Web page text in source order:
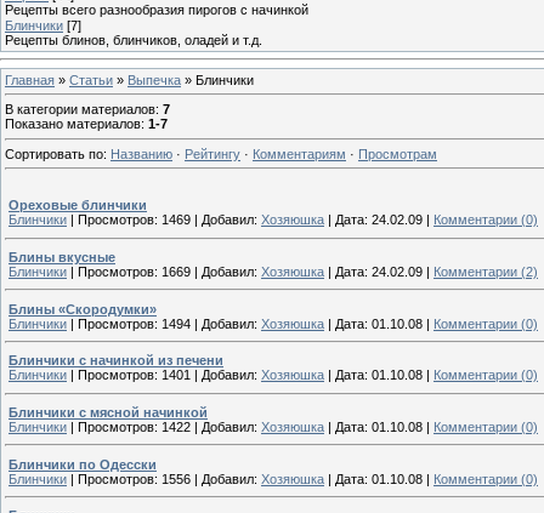
Рецепты всего разнообразия пирогов с начинкой
Блинчики [7]
Рецепты блинов, блинчиков, оладей и т.д.
Главная » Статьи » Выпечка » Блинчики
В категории материалов: 7
Показано материалов: 1-7
Сортировать по: Названию · Рейтингу · Комментариям · Просмотрам
Ореховые блинчики
Блинчики
Просмотров: 1469 Добавил: Хозяюшка Дата: 24.02.09 Комментарии (0)
Блины вкусные
Блинчики | Просмотров: 1669 | Добавил: Хозяюшка | Дата: 24.02.09 | Комментарии (2)
Блины «Скородумки»
Блинчики | Просмотров: 1494 | Добавил: Хозяюшка | Дата: 01.10.08 | Комментарии (0)
Блинчики с начинкой из печени
Блинчики
Просмотров: 1401 Добавил: Хозяюшка Дата: 01.10.08 Комментарии (0)
Блинчики с мясной начинкой
Блинчики | Просмотров: 1422 | Добавил: Хозяюшка | Дата: 01.10.08 | Комментарии (0)
Блинчики по Одесски
Блинчики | Просмотров: 1556 | Добавил: Хозяюшка | Дата: 01.10.08 | Комментарии (0)